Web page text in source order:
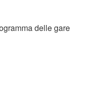
delle gare